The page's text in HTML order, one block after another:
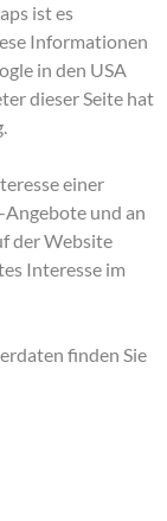
ist es
Informationen
in den USA
dieser Seite hat
einer
und an
der Website
Interesse im
finden Sie